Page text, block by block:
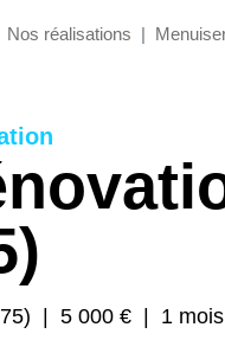
Nos réalisations
5 000 € 1 mois